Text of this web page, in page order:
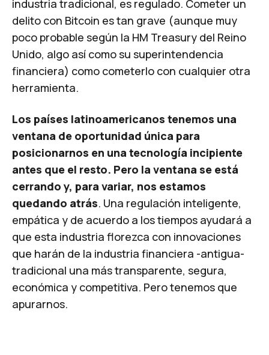
industria tradicional, es regulado. Cometer un
delito con Bitcoin es tan grave (aunque muy
poco probable según la HM Treasury del Reino
Unido, algo así como su superintendencia
financiera) como cometerlo con cualquier otra
herramienta.
Los países latinoamericanos tenemos una
ventana de oportunidad única para
posicionarnos en una tecnología incipiente
antes que el resto. Pero la ventana se está
cerrando y, para variar, nos estamos
quedando atrás. Una regulación inteligente,
empática y de acuerdo a los tiempos ayudará a
que esta industria florezca con innovaciones
que harán de la industria financiera -antigua-
tradicional una más transparente, segura,
económica y competitiva. Pero tenemos que
apurarnos.